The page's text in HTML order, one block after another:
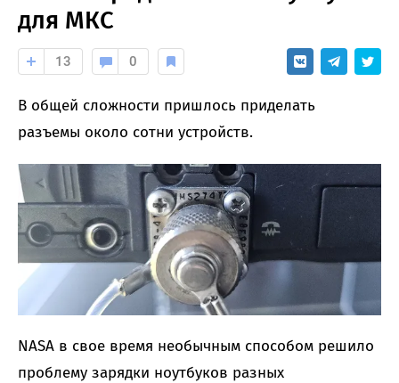
для МКС
13 0
В общей сложности пришлось приделать
разъемы около сотни устройств.
NASA в свое время необычным способом решило
проблему зарядки ноутбуков разных